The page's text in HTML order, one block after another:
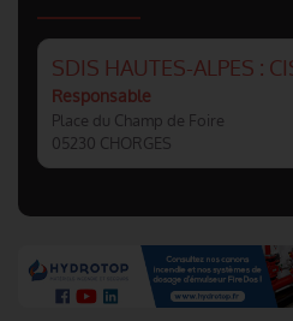
SDIS HAUTES-ALPES :
Responsable
Place du Champ de Foire
05230 CHORGES